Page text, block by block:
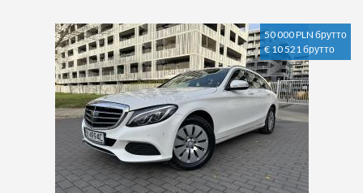
50 000 PLN брутто
€ 10 521 брутто